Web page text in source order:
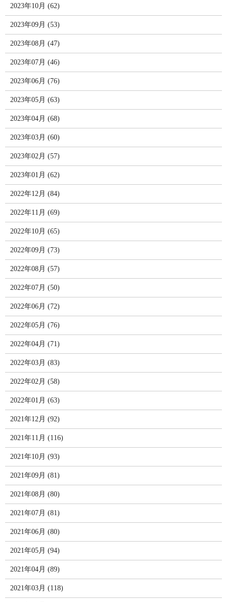
2023年10月 (62)
2023年09月 (53)
2023年08月 (47)
2023年07月 (46)
2023年06月 (76)
2023年05月 (63)
2023年04月 (68)
2023年03月 (60)
2023年02月 (57)
2023年01月 (62)
2022年12月 (84)
2022年11月 (69)
2022年10月 (65)
2022年09月 (73)
2022年08月 (57)
2022年07月 (50)
2022年06月 (72)
2022年05月 (76)
2022年04月 (71)
2022年03月 (83)
2022年02月 (58)
2022年01月 (63)
2021年12月 (92)
2021年11月 (116)
2021年10月 (93)
2021年09月 (81)
2021年08月 (80)
2021年07月 (81)
2021年06月 (80)
2021年05月 (94)
2021年04月 (89)
2021年03月 (118)